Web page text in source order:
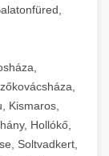
Kismaros,
Hollókő,
Soltvadkert,